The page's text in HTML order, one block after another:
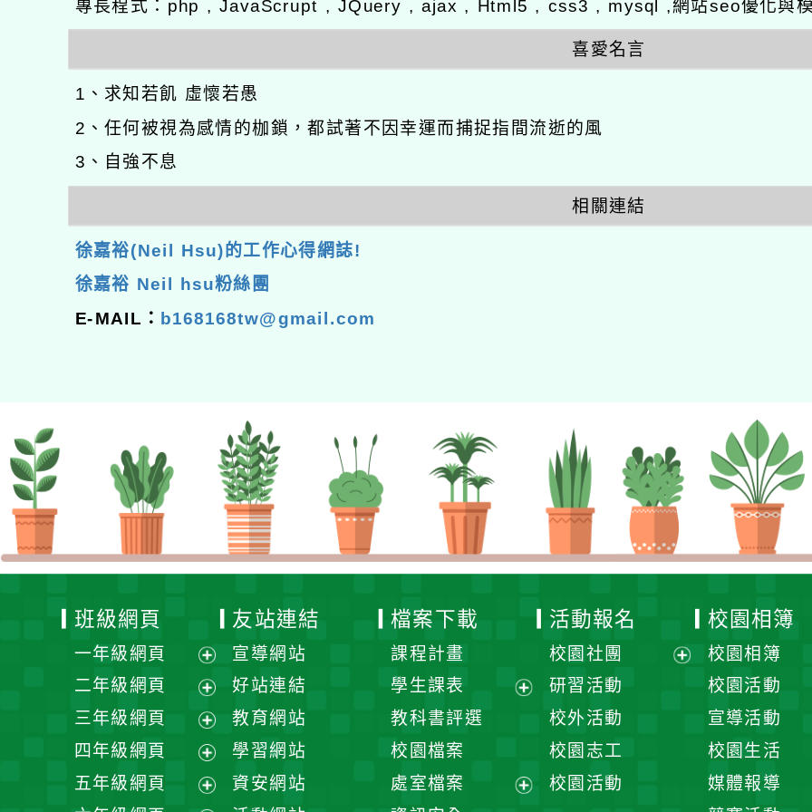
專長程式：php , JavaScrupt , JQuery , ajax , Html5 , css3 , mysql ,網站seo優化與模
喜愛名言
1、求知若飢 虛懷若愚
2、任何被視為感情的枷鎖，都試著不因幸運而捕捉指間流逝的風
3、自強不息
相關連結
徐嘉裕(Neil Hsu)的工作心得網誌!
徐嘉裕 Neil hsu粉絲團
E-MAIL： b168168tw@gmail.com
班級網頁
一年級網頁
展
選
單
二年級網頁
展
選
單
三年級網頁
展
選
四年級網頁
展
五年級網頁
友站連結
宣導網站
好站連結
教育網站
學習網站
資安網站
檔案下載
課程計畫
學生課表
單
教科書評選
校園檔案
處室檔案
活動報名
校園社團
研習活動
校外活動
校園志工
校園活動
校園相簿
校園相簿
校園活動
宣導活動
校園生活
媒體報導